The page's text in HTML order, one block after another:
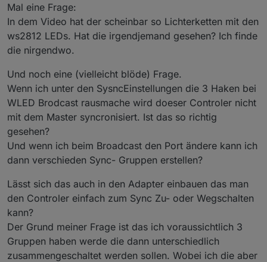
Mal eine Frage:
In dem Video hat der scheinbar so Lichterketten mit den
ws2812 LEDs. Hat die irgendjemand gesehen? Ich finde
die nirgendwo.
Und noch eine (vielleicht blöde) Frage.
Wenn ich unter den SysncEinstellungen die 3 Haken bei
WLED Brodcast rausmache wird doeser Controler nicht
mit dem Master syncronisiert. Ist das so richtig
gesehen?
Und wenn ich beim Broadcast den Port ändere kann ich
dann verschieden Sync- Gruppen erstellen?
Lässt sich das auch in den Adapter einbauen das man
den Controler einfach zum Sync Zu- oder Wegschalten
kann?
Der Grund meiner Frage ist das ich voraussichtlich 3
Gruppen haben werde die dann unterschiedlich
zusammengeschaltet werden sollen. Wobei ich die aber